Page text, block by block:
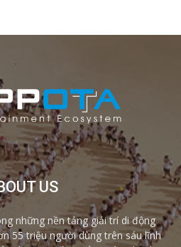
US
những nền tảng giải trí di động
55 triệu người dùng trên sáu lĩnh